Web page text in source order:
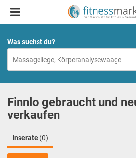
Was suchst du?
Finnlo gebraucht und
verkaufen
Inserate (0)